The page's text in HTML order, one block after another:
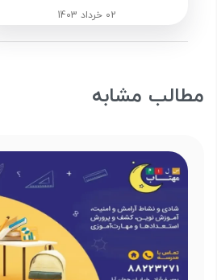
02 خرداد 1403
مطالب مشابه